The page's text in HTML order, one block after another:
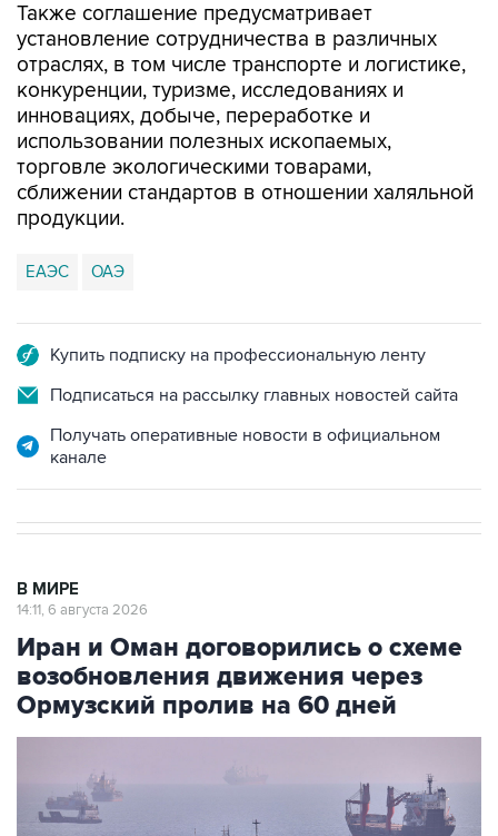
Также соглашение предусматривает
установление сотрудничества в различных
отраслях, в том числе транспорте и логистике,
конкуренции, туризме, исследованиях и
инновациях, добыче, переработке и
использовании полезных ископаемых,
торговле экологическими товарами,
сближении стандартов в отношении халяльной
продукции.
ЕАЭС ОАЭ
Купить подписку на профессиональную ленту
Подписаться на рассылку главных новостей сайта
Получать оперативные новости в официальном
канале
В МИРЕ
14:11, 6 августа 2026
Иран и Оман договорились о схеме
возобновления движения через
Ормузский пролив на 60 дней